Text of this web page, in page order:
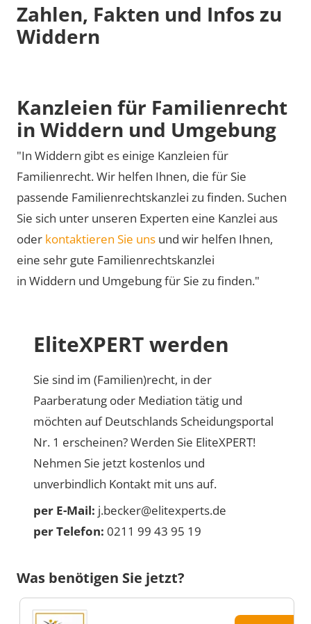
Zahlen, Fakten und Infos zu
Widdern
Kanzleien für Familienrecht
in Widdern und Umgebung
"In Widdern gibt es einige Kanzleien für
Familienrecht. Wir helfen Ihnen, die für Sie
passende Familienrechtskanzlei zu finden. Suchen
Sie sich unter unseren Experten eine Kanzlei aus
oder kontaktieren Sie uns und wir helfen Ihnen,
eine sehr gute Familienrechtskanzlei
in Widdern und Umgebung für Sie zu finden."
EliteXPERT werden
Sie sind im (Familien)recht, in der
Paarberatung oder Mediation tätig und
möchten auf Deutschlands Scheidungsportal
Nr. 1 erscheinen? Werden Sie EliteXPERT!
Nehmen Sie jetzt kostenlos und
unverbindlich Kontakt mit uns auf.
per E-Mail: j.becker@elitexperts.de
per Telefon: 0211 99 43 95 19
Was benötigen Sie jetzt?